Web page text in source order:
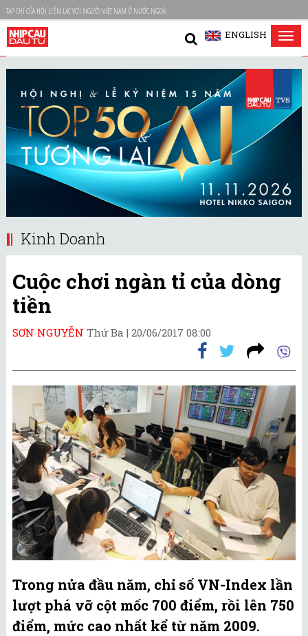
TẠP CHÍ CỦA HỘI LIÊN LẠC VỚI NGƯỜI VIỆT NAM Ở NƯỚC NGOÀI
ENGLISH
Kinh Doanh
Cuộc chơi ngàn tỉ của dòng
tiền
SƠN NGUYỄN Thứ Ba | 20/06/2017 08:00
Trong nửa đầu năm, chỉ số VN-Index lần
lượt phá vỡ cột mốc 700 điểm, rồi lên 750
điểm, mức cao nhất kể từ năm 2009.